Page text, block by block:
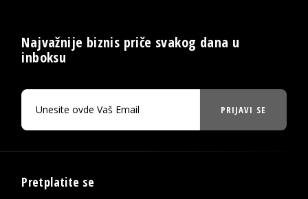
Najvažnije biznis priče svakog dana u
inboksu
PRIJAVI SE
Pretplatite se